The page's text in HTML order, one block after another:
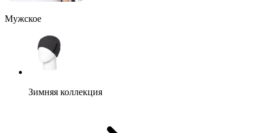
Мужское
Зимняя коллекция